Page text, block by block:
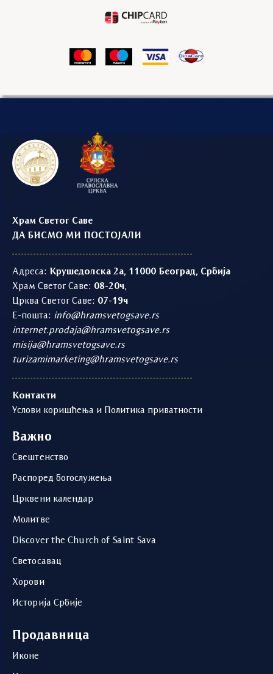
Храм Светог Саве
ДА БИСМО МИ ПОСТОЈАЛИ
Адреса: Крушедолска 2а, 11000 Београд, Србија
Храм Светог Саве: 08-20ч,
Црква Светог Саве: 07-19ч
Е-пошта: info@hramsvetogsave.rs
internet.prodaja@hramsvetogsave.rs
misija@hramsvetogsave.rs
turizamimarketing@hramsvetogsave.rs
Контакти
Услови коришћења и Политика приватности
Важно
Свештенство
Распоред богослужења
Црквени календар
Молитве
Discover the Church of Saint Sava
Светосавац
Хорови
Историја Србије
Продавница
Иконе